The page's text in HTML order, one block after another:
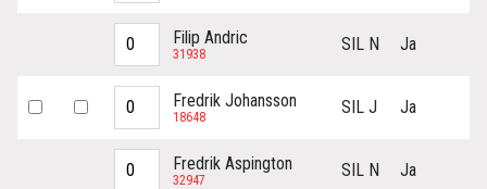
Filip Andric
31938 SIL N Ja
Fredrik Johansson
18648 SIL J Ja
Fredrik Aspington
32947 SIL N Ja